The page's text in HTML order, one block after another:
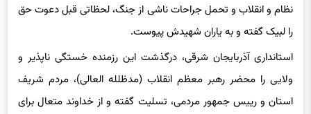
جهادی و انقلابی استان مان، پس از عمری مجاهدت در راه آرمان های
نظام و انقلاب و تحمل جراحات ناشی از جنگ، لحظاتی قبل دعوت حق
را لبیک گفته و به یاران شهیدش پیوست.
استانداری آذربایجان شرقی، درگذشت این رزمنده خستگی ناپذیر و
ولایی را محضر رهبر معظم انقلاب (مدظلله العالی)، مردم شریف